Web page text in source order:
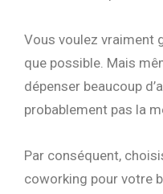
Vous voulez vraiment
que possible. Mais
dépenser beaucoup
probablement pas la
Par conséquent,
coworking pour votre